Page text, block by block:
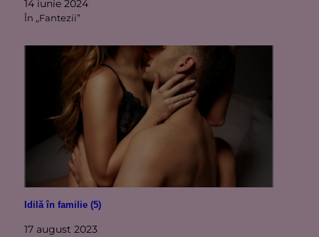
14 iunie 2024
În „Fantezii”
Idilă în familie (5)
17 august 2023